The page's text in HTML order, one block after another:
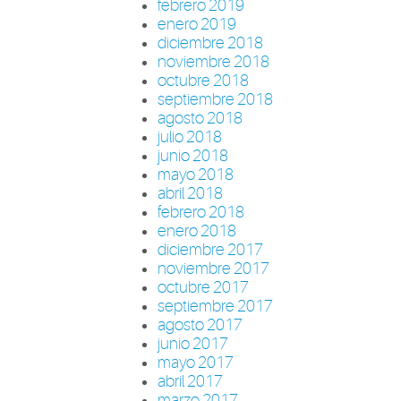
febrero 2019
enero 2019
diciembre 2018
noviembre 2018
octubre 2018
septiembre 2018
agosto 2018
julio 2018
junio 2018
mayo 2018
abril 2018
febrero 2018
enero 2018
diciembre 2017
noviembre 2017
octubre 2017
septiembre 2017
agosto 2017
junio 2017
mayo 2017
abril 2017